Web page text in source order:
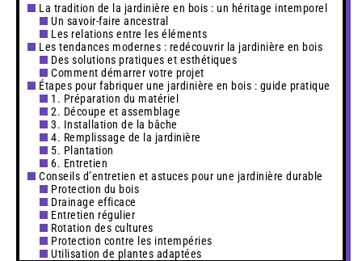
La tradition de la jardinière en bois : un héritage intemporel
Un savoir-faire ancestral
Les relations entre les éléments
Les tendances modernes : redécouvrir la jardinière en bois
Des solutions pratiques et esthétiques
Comment démarrer votre projet
Étapes pour fabriquer une jardinière en bois : guide pratique
1. Préparation du matériel
2. Découpe et assemblage
3. Installation de la bâche
4. Remplissage de la jardinière
5. Plantation
6. Entretien
Conseils d’entretien et astuces pour une jardinière durable
Protection du bois
Drainage efficace
Entretien régulier
Rotation des cultures
Protection contre les intempéries
Utilisation de plantes adaptées